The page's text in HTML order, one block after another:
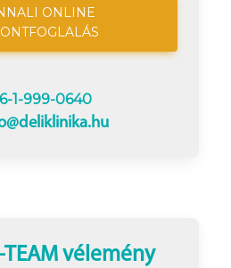
ONLINE
1-999-0640
TEAM vélemény